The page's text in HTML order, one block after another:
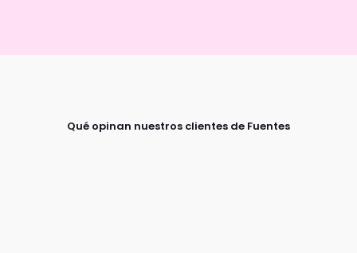
Qué opinan nuestros clientes de Fuentes